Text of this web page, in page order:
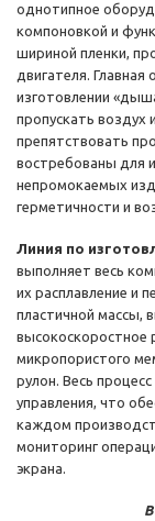
однотипное
компоновкой и
шириной пленки,
двигателя. Главная
изготовлении
пропускать воздух
препятствовать
востребованы для
непромокаемых
герметичности и
Линия по
выполняет весь
их расплавление и
пластичной массы,
высокоскоростное
микропористого
рулон. Весь
управления, что
каждом
мониторинг
экрана.